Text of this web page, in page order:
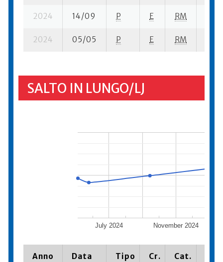
2024 14/09 P E RM
2024 05/05 P E RM
SALTO IN LUNGO/LJ
July 2024 November 2024
Anno Data Tipo Cr. Cat.